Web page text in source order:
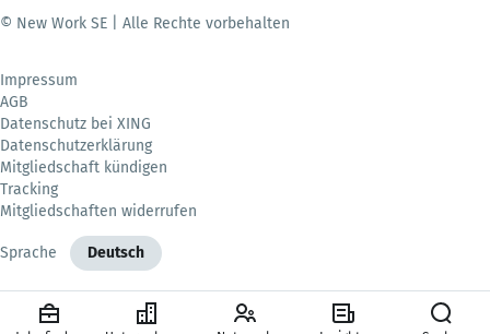
© New Work SE | Alle Rechte vorbehalten
Impressum
AGB
Datenschutz bei XING
Datenschutzerklärung
Mitgliedschaft kündigen
Tracking
Mitgliedschaften widerrufen
Sprache Deutsch